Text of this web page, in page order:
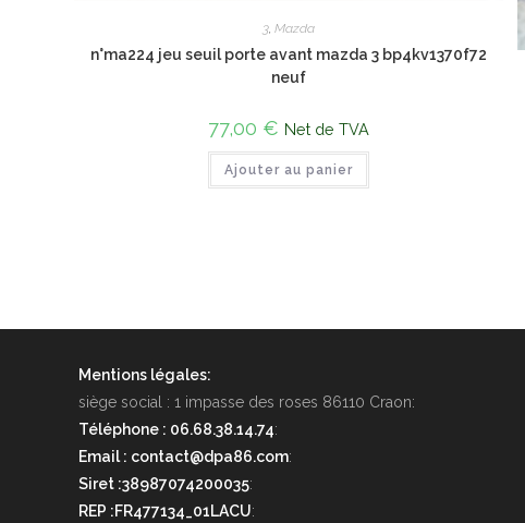
3,Mazda
n°ma224 jeu seuil porte avant mazda 3 bp4kv1370f72
neuf
77,00 € Net de TVA
Ajouter au panier
Mentions légales:
siège social : 1 impasse des roses 86110 Craon:
Téléphone : 06.68.38.14.74:
Email : contact@dpa86.com:
Siret :38987074200035:
REP :FR477134_01LACU: